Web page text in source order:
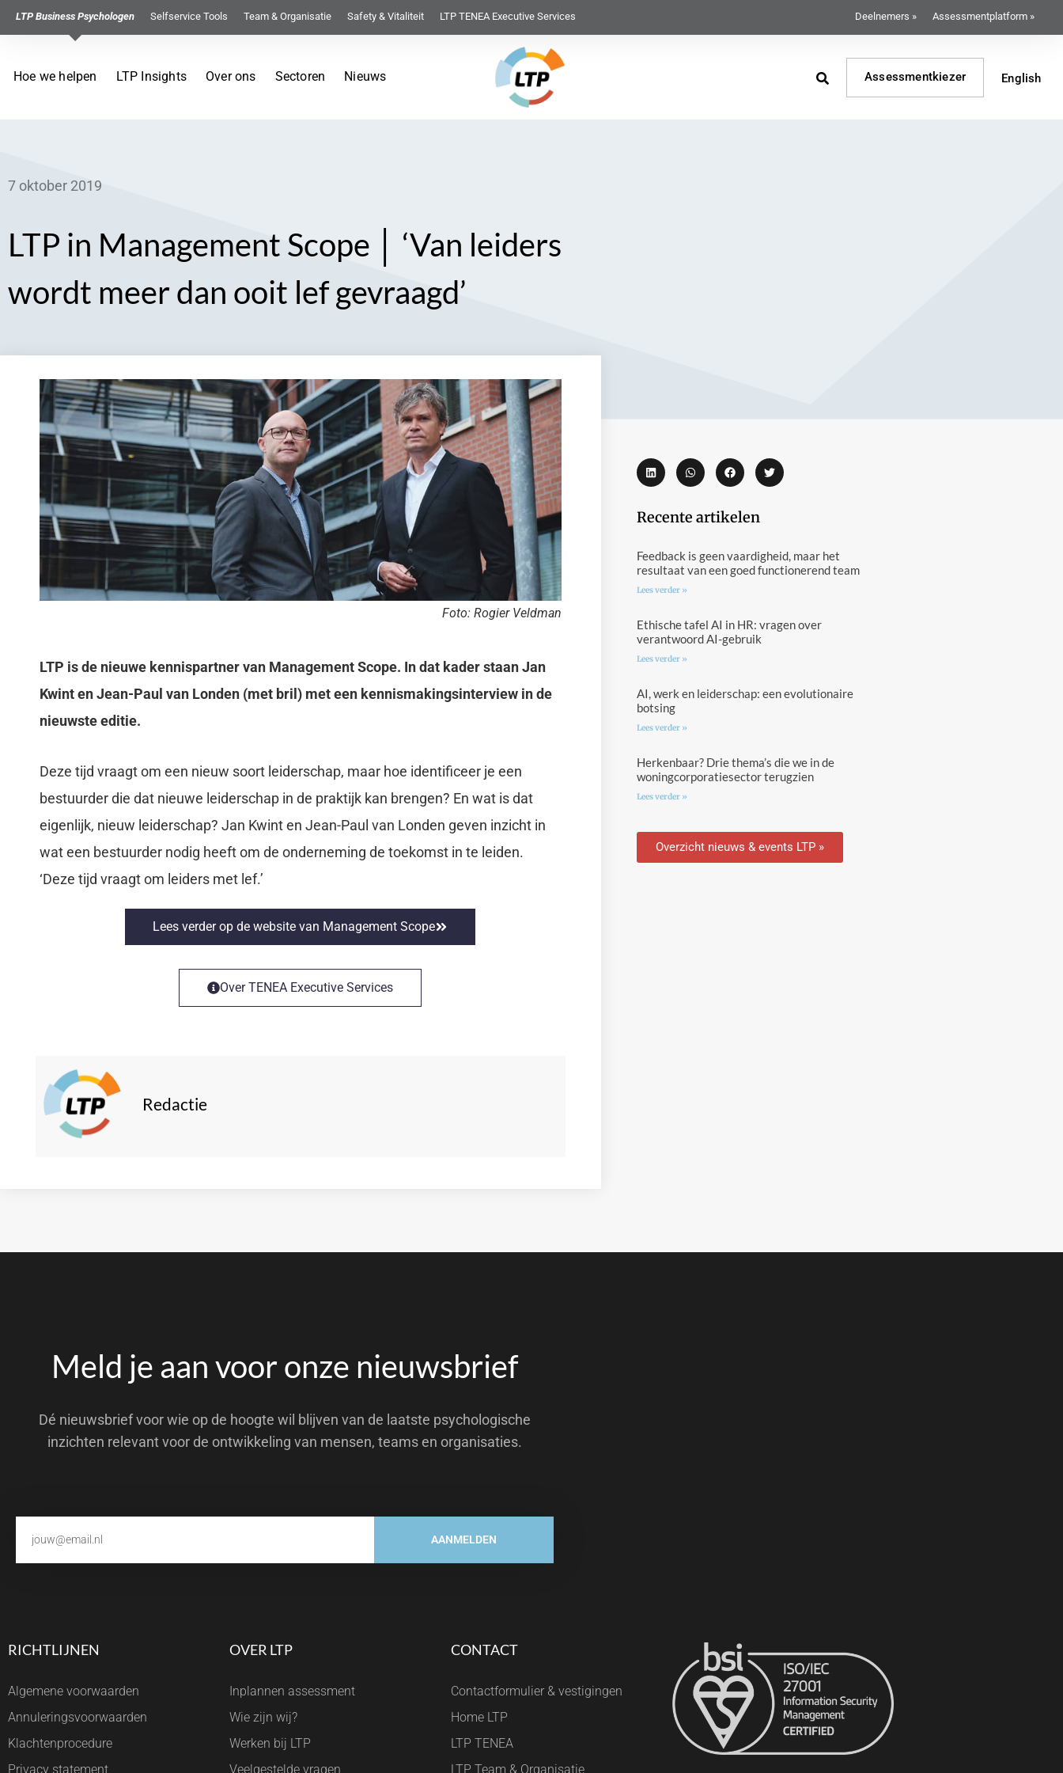
LTP Business Psychologen Selfservice Tools Team & Organisatie Safety & Vitaliteit LTP TENEA Executive Services Deelnemers » Assessmentplatform »
Hoe we helpen LTP Insights Over ons Sectoren Nieuws Assessmentkiezer English
7 oktober 2019
LTP in Management Scope │ ‘Van leiders
wordt meer dan ooit lef gevraagd’
Foto: Rogier Veldman
LTP is de nieuwe kennispartner van Management Scope. In dat kader staan Jan
Kwint en Jean-Paul van Londen (met bril) met een kennismakingsinterview in de
nieuwste editie.
Deze tijd vraagt om een nieuw soort leiderschap, maar hoe identificeer je een
bestuurder die dat nieuwe leiderschap in de praktijk kan brengen? En wat is dat
eigenlijk, nieuw leiderschap? Jan Kwint en Jean-Paul van Londen geven inzicht in
wat een bestuurder nodig heeft om de onderneming de toekomst in te leiden.
‘Deze tijd vraagt om leiders met lef.’
Lees verder op de website van Management Scope
Over TENEA Executive Services
Redactie
Recente artikelen
Feedback is geen vaardigheid, maar het
resultaat van een goed functionerend team
Lees verder »
Ethische tafel AI in HR: vragen over
verantwoord AI-gebruik
Lees verder »
AI, werk en leiderschap: een evolutionaire
botsing
Lees verder »
Herkenbaar? Drie thema’s die we in de
woningcorporatiesector terugzien
Lees verder »
Overzicht nieuws & events LTP »
Meld je aan voor onze nieuwsbrief
Dé nieuwsbrief voor wie op de hoogte wil blijven van de laatste psychologische
inzichten relevant voor de ontwikkeling van mensen, teams en organisaties.
AANMELDEN
RICHTLIJNEN
Algemene voorwaarden
Annuleringsvoorwaarden
Klachtenprocedure
Privacy statement
OVER LTP
Inplannen assessment
Wie zijn wij?
Werken bij LTP
Veelgestelde vragen
CONTACT
Contactformulier & vestigingen
Home LTP
LTP TENEA
LTP Team & Organisatie